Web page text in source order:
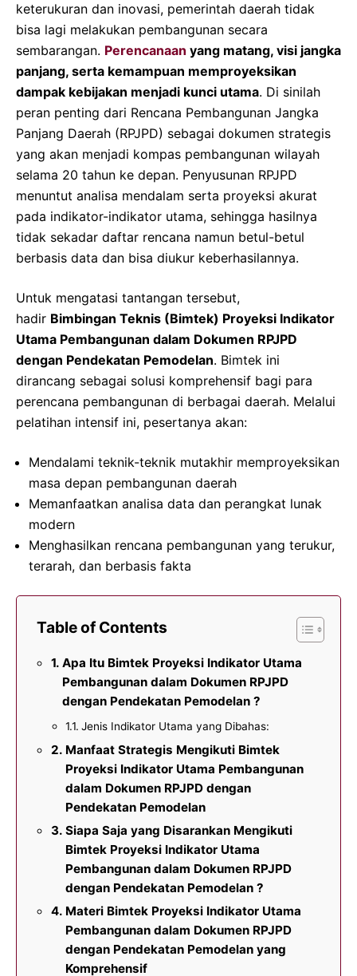
keterukuran dan inovasi, pemerintah daerah tidak
bisa lagi melakukan pembangunan secara
sembarangan. Perencanaan yang matang, visi jangka
panjang, serta kemampuan memproyeksikan
dampak kebijakan menjadi kunci utama. Di sinilah
peran penting dari Rencana Pembangunan Jangka
Panjang Daerah (RPJPD) sebagai dokumen strategis
yang akan menjadi kompas pembangunan wilayah
selama 20 tahun ke depan. Penyusunan RPJPD
menuntut analisa mendalam serta proyeksi akurat
pada indikator-indikator utama, sehingga hasilnya
tidak sekadar daftar rencana namun betul-betul
berbasis data dan bisa diukur keberhasilannya.
Untuk mengatasi tantangan tersebut,
hadir Bimbingan Teknis (Bimtek) Proyeksi Indikator
Utama Pembangunan dalam Dokumen RPJPD
dengan Pendekatan Pemodelan. Bimtek ini
dirancang sebagai solusi komprehensif bagi para
perencana pembangunan di berbagai daerah. Melalui
pelatihan intensif ini, pesertanya akan:
Mendalami teknik-teknik mutakhir memproyeksikan
masa depan pembangunan daerah
Memanfaatkan analisa data dan perangkat lunak
modern
Menghasilkan rencana pembangunan yang terukur,
terarah, dan berbasis fakta
Table of Contents
Apa Itu Bimtek Proyeksi Indikator Utama
Pembangunan dalam Dokumen RPJPD
dengan Pendekatan Pemodelan ?
Jenis Indikator Utama yang Dibahas:
Manfaat Strategis Mengikuti Bimtek
Proyeksi Indikator Utama Pembangunan
dalam Dokumen RPJPD dengan
Pendekatan Pemodelan
Siapa Saja yang Disarankan Mengikuti
Bimtek Proyeksi Indikator Utama
Pembangunan dalam Dokumen RPJPD
dengan Pendekatan Pemodelan ?
Materi Bimtek Proyeksi Indikator Utama
Pembangunan dalam Dokumen RPJPD
dengan Pendekatan Pemodelan yang
Komprehensif